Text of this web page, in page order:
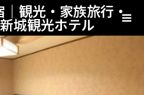
観光・家族旅行・
城観光ホテル